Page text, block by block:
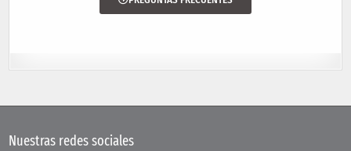
Nuestras redes sociales